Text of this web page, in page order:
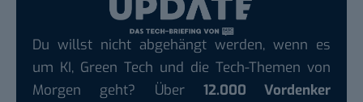
Du willst nicht abgehängt werden, wenn es
um KI, Green Tech und die Tech-Themen von
Morgen geht? Über 12.000 Vordenker